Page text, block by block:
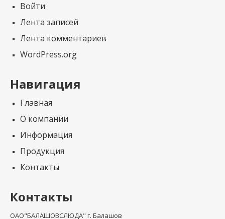
Войти
Лента записей
Лента комментариев
WordPress.org
Навигация
Главная
О компании
Информация
Продукция
Контакты
Контакты
ОАО"БАЛАШОВСЛЮДА" г. Балашов